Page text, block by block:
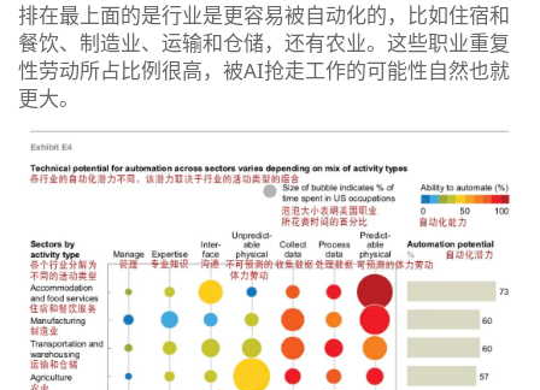
排在最上面的是行业是更容易被自动化的，比如住宿和
餐饮、制造业、运输和仓储，还有农业。这些职业重复
性劳动所占比例很高，被AI抢走工作的可能性自然也就
更大。